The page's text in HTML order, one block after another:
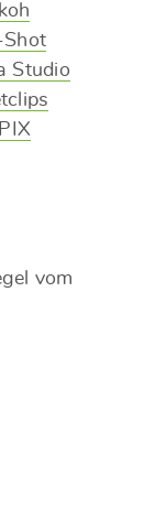
Shot
Studio
vom